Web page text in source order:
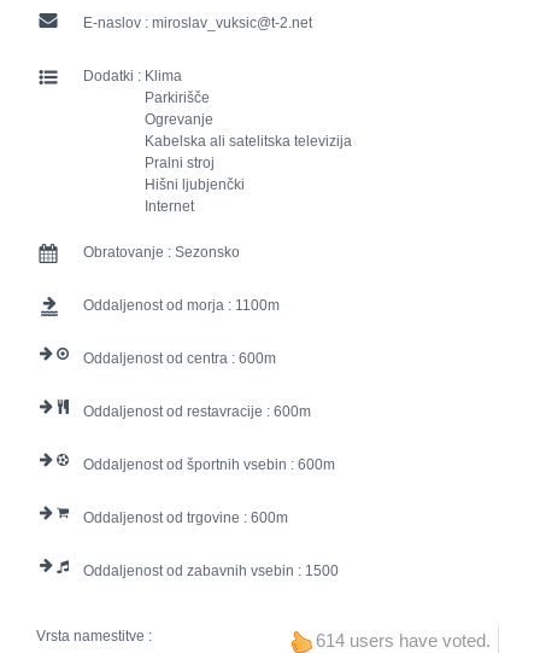
E-naslov : miroslav_vuksic@t-2.net
Dodatki : Klima
Parkirišče
Ogrevanje
Kabelska ali satelitska televizija
Pralni stroj
Hišni ljubjenčki
Internet
Obratovanje : Sezonsko
Oddaljenost od morja : 1100
Oddaljenost od centra : 600
Oddaljenost od restavracije : 600
Oddaljenost od športnih vsebin : 600
Oddaljenost od trgovine : 600
Oddaljenost od zabavnih vsebin : 1500
614 users have voted.
Vrsta namestitve :